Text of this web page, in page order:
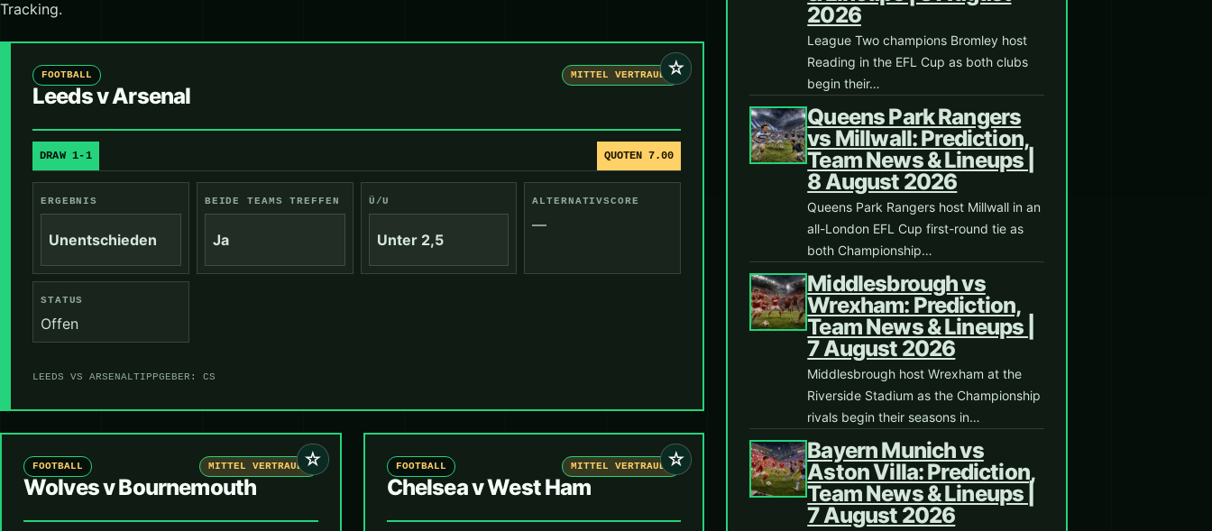
Tracking.
☆
FOOTBALL MITTEL VERTRAUEN
Leeds v Arsenal
DRAW 1-1 QUOTEN 7.00
ERGEBNIS
Unentschieden
BEIDE TEAMS TREFFEN
Ja
Ü/U
Unter 2,5
ALTERNATIVSCORE
—
STATUS
Offen
LEEDS VS ARSENALTIPPGEBER: CS
☆
FOOTBALL MITTEL VERTRAUEN
Wolves v Bournemouth
☆
FOOTBALL MITTEL VERTRAUEN
Chelsea v West Ham
2026
League Two champions Bromley host
Reading in the EFL Cup as both clubs
begin their…
Queens Park Rangers
vs Millwall: Prediction,
Team News & Lineups |
8 August 2026
Queens Park Rangers host Millwall in an
all-London EFL Cup first-round tie as
both Championship…
Middlesbrough vs
Wrexham: Prediction,
Team News & Lineups |
7 August 2026
Middlesbrough host Wrexham at the
Riverside Stadium as the Championship
rivals begin their seasons in…
Bayern Munich vs
Aston Villa: Prediction,
Team News & Lineups |
7 August 2026